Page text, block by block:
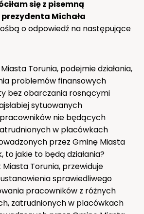
się z pisemną
Michała
o odpowiedź na następujące
Torunia, podejmie działania,
problemów finansowych
bez obarczania rosnącymi
sytuowanych
nie będących
w placówkach
przez Gminę Miasta
to jakie to będą działania?
Miasta Torunia, przewiduje
ustanowienia sprawiedliwego
pracowników z różnych
zatrudnionych w placówkach